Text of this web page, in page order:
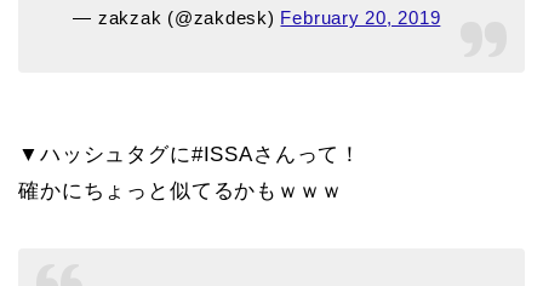
— zakzak (@zakdesk) February 20, 2019
▼ハッシュタグに#ISSAさんって！
確かにちょっと似てるかもｗｗｗ